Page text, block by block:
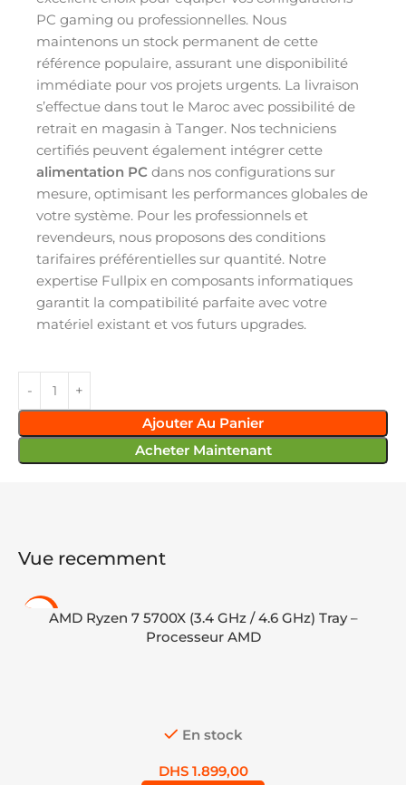
PC gaming ou professionnelles. Nous
maintenons un stock permanent de cette
référence populaire, assurant une disponibilité
immédiate pour vos projets urgents. La livraison
s’effectue dans tout le Maroc avec possibilité de
retrait en magasin à Tanger. Nos techniciens
certifiés peuvent également intégrer cette
alimentation PC dans nos configurations sur
mesure, optimisant les performances globales de
votre système. Pour les professionnels et
revendeurs, nous proposons des conditions
tarifaires préférentielles sur quantité. Notre
expertise Fullpix en composants informatiques
garantit la compatibilité parfaite avec votre
matériel existant et vos futurs upgrades.
Ajouter Au Panier
Acheter Maintenant
Vue recemment
AMD Ryzen 7 5700X (3.4 GHz / 4.6 GHz) Tray –
Processeur AMD
En stock
DHS1.899,00